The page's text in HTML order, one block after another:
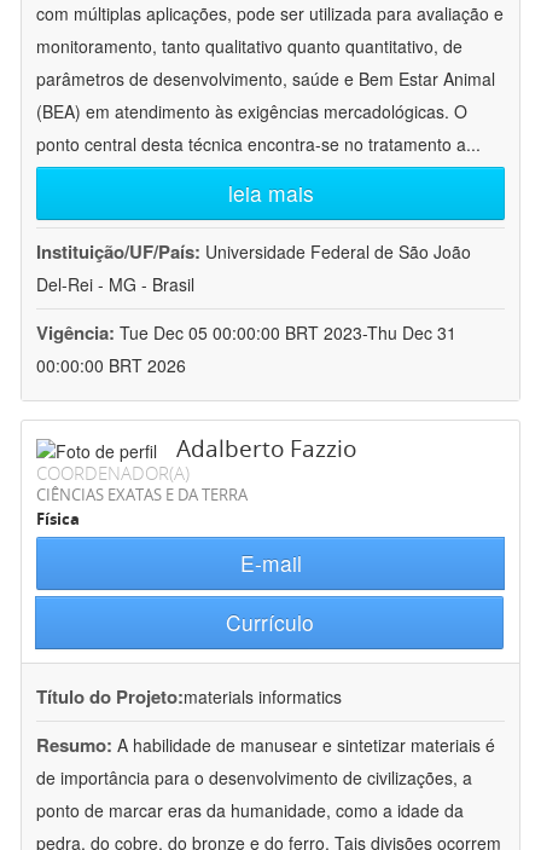
com múltiplas aplicações, pode ser utilizada para avaliação e
monitoramento, tanto qualitativo quanto quantitativo, de
parâmetros de desenvolvimento, saúde e Bem Estar Animal
(BEA) em atendimento às exigências mercadológicas. O
ponto central desta técnica encontra-se no tratamento a...
leia mais
Instituição/UF/País: Universidade Federal de São João
Del-Rei - MG - Brasil
Vigência: Tue Dec 05 00:00:00 BRT 2023-Thu Dec 31
00:00:00 BRT 2026
Adalberto Fazzio
COORDENADOR(A)
CIÊNCIAS EXATAS E DA TERRA
Física
E-mail
Currículo
Título do Projeto:materials informatics
Resumo: A habilidade de manusear e sintetizar materiais é
de importância para o desenvolvimento de civilizações, a
ponto de marcar eras da humanidade, como a idade da
pedra, do cobre, do bronze e do ferro. Tais divisões ocorrem